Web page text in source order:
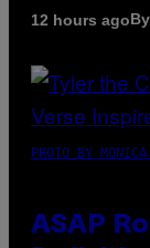
12 hours agoBy
PHOTO BY
ASAP